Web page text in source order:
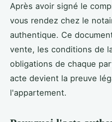
Après avoir signé le
vous rendez chez le
authentique. Ce
vente, les conditions de
obligations de chaque
acte devient la preuve
l'appartement.